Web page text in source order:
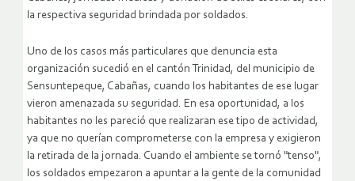
la respectiva seguridad brindada por soldados.
Uno de los casos más particulares que denuncia esta
organización sucedió en el cantón Trinidad, del municipio de
Sensuntepeque, Cabañas, cuando los habitantes de ese lugar
vieron amenazada su seguridad. En esa oportunidad, a los
habitantes no les pareció que realizaran ese tipo de actividad,
ya que no querían comprometerse con la empresa y exigieron
la retirada de la jornada. Cuando el ambiente se tornó "tenso",
los soldados empezaron a apuntar a la gente de la comunidad